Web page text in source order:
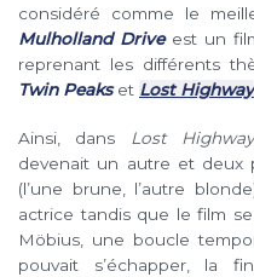
considéré comme le
Mulholland Drive est un
reprenant les différents
Twin Peakset Lost Highway
Ainsi, dans Lost Highway
devenait un autre et deux
(l’une brune, l’autre
actrice tandis que le film
Möbius, une boucle
pouvait s’échapper, la